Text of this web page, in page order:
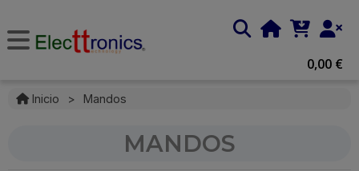
0,00 €
Inicio > Mandos
MANDOS